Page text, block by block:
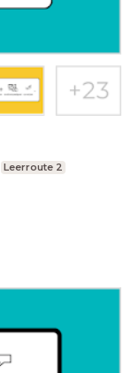
Leerroute 2